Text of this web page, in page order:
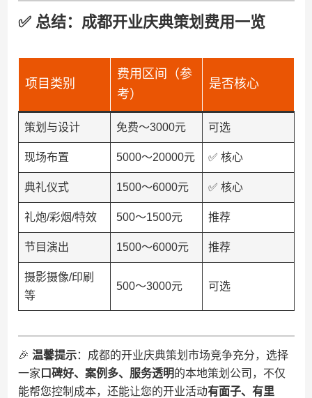
✅ 总结：成都开业庆典策划费用一览
项目类别
费用区间（参
考）
是否核心
策划与设计 免费～3000元 可选
现场布置 5000～20000元 ✅ 核心
典礼仪式 1500～6000元 ✅ 核心
礼炮/彩烟/特效 500～1500元 推荐
节目演出 1500～6000元 推荐
摄影摄像/印刷
等
500～3000元 可选
🎉 ​ ​温馨提示​​：成都的开业庆典策划市场竞争充分，选择
一家​ ​口碑好、案例多、服务透明​​的本地策划公司，不仅
能帮您控制成本，还能让您的开业活动​​有面子、有里